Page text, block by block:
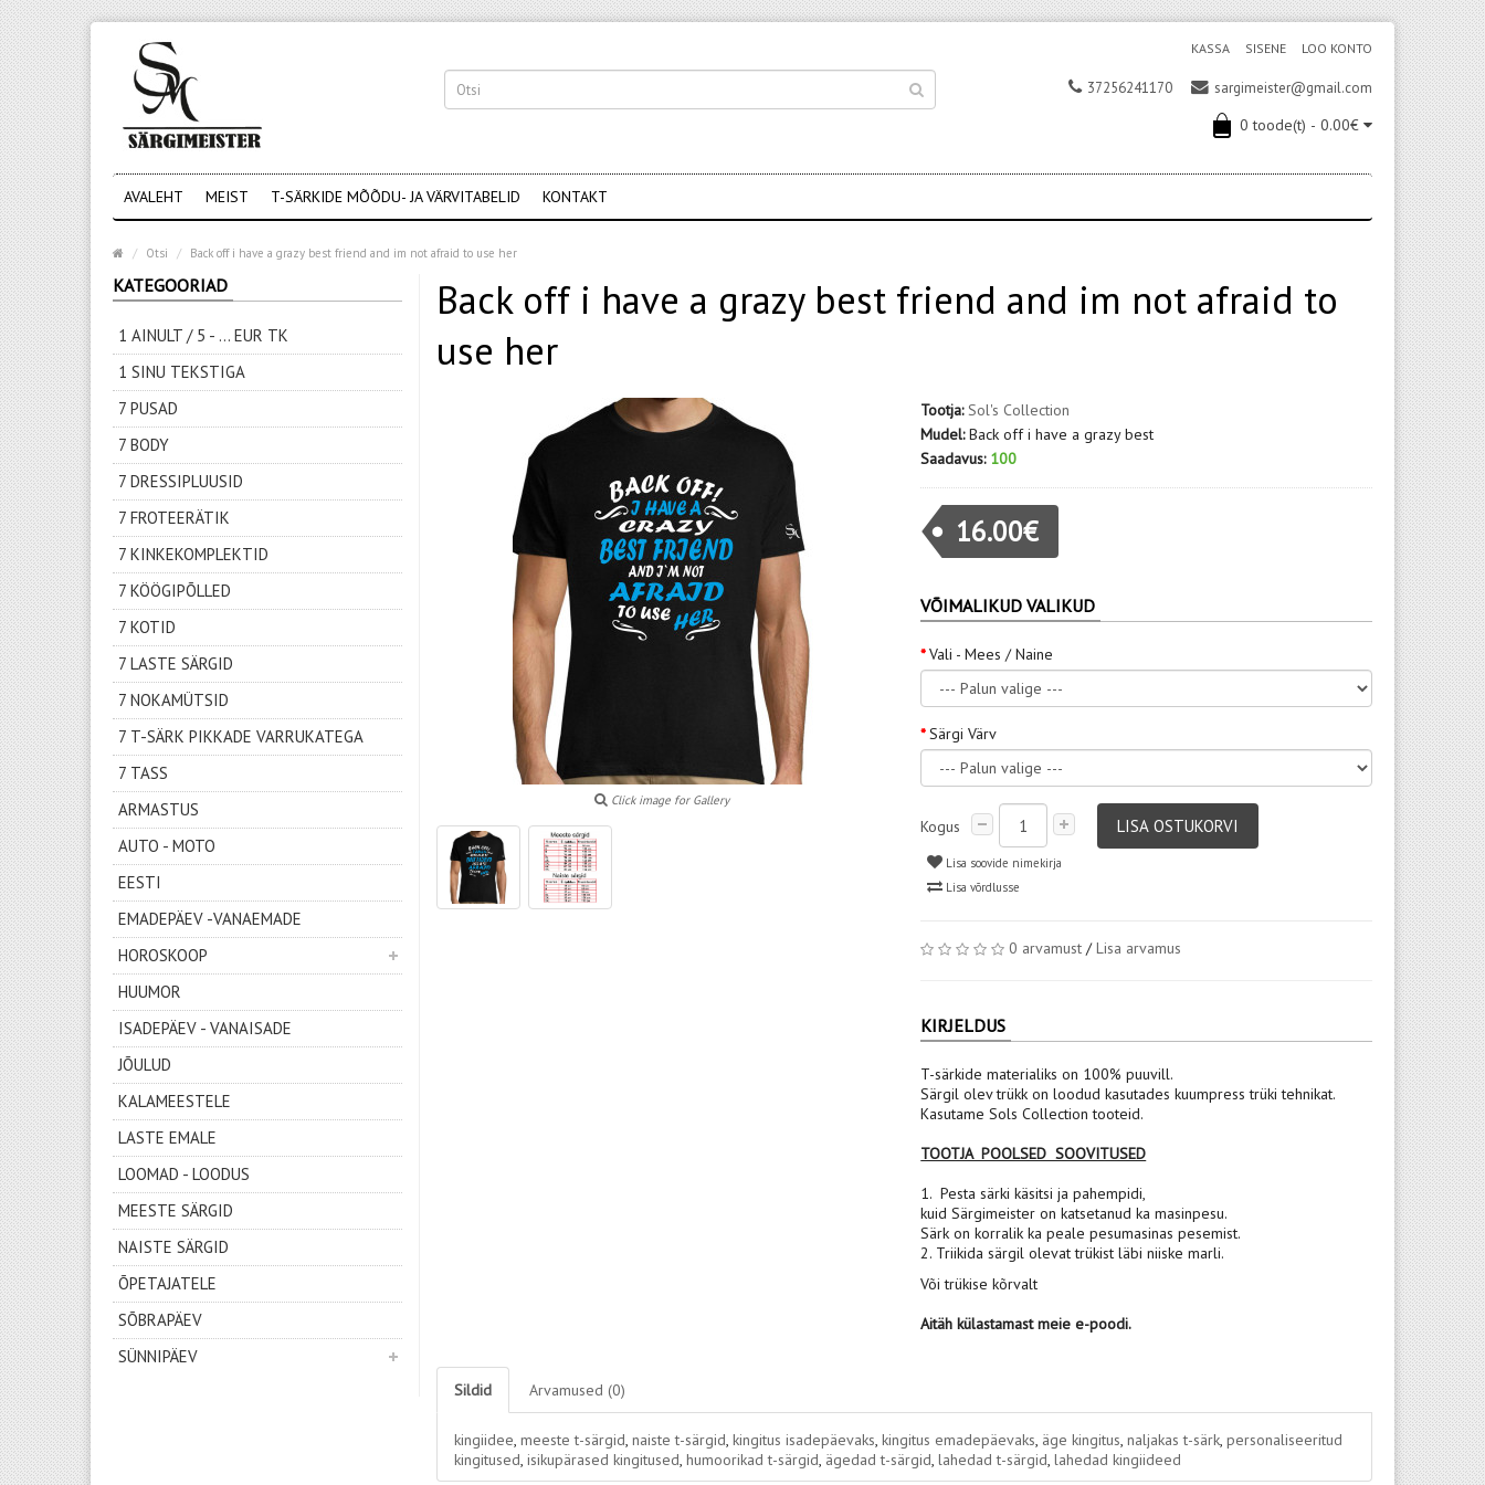
SISENE LOO KONTO
KASSA
37256241170 sargimeister@gmail.com
0 toode(t) - 0.00€
AVALEHT MEIST T-SÄRKIDE MÕÕDU- JA VÄRVITABELID KONTAKT
Otsi Back off i have a grazy best friend and im not afraid to use her
KATEGOORIAD
1 AINULT / 5 - ... EUR TK
1 SINU TEKSTIGA
7 PUSAD
7 BODY
7 DRESSIPLUUSID
7 FROTEERÄTIK
7 KINKEKOMPLEKTID
7 KÖÖGIPÕLLED
7 KOTID
7 LASTE SÄRGID
7 NOKAMÜTSID
7 T-SÄRK PIKKADE VARRUKATEGA
7 TASS
ARMASTUS
AUTO - MOTO
EESTI
EMADEPÄEV -VANAEMADE
HOROSKOOP
HUUMOR
ISADEPÄEV - VANAISADE
JÕULUD
KALAMEESTELE
LASTE EMALE
LOOMAD - LOODUS
MEESTE SÄRGID
NAISTE SÄRGID
ÕPETAJATELE
SÕBRAPÄEV
SÜNNIPÄEV
Back off i have a grazy best friend and im not afraid to
use her
Click image for Gallery
Tootja: Sol's Collection
Mudel: Back off i have a grazy best
Saadavus: 100
16.00€
VÕIMALIKUD VALIKUD
Vali - Mees / Naine
Särgi Värv
Kogus LISA OSTUKORVI
Lisa soovide nimekirja
Lisa võrdlusse
0 arvamust /Lisa arvamus
KIRJELDUS
T-särkide materialiks on 100% puuvill.
Särgil olev trükk on loodud kasutades kuumpress trüki tehnikat.
Kasutame Sols Collection tooteid.
TOOTJA POOLSED SOOVITUSED
1. Pesta särki käsitsi ja pahempidi,
kuid Särgimeister on katsetanud ka masinpesu.
Särk on korralik ka peale pesumasinas pesemist.
2. Triikida särgil olevat trükist läbi niiske marli.
Või trükise kõrvalt
Aitäh külastamast meie e-poodi.
Sildid Arvamused (0)
kingiidee, meeste t-särgid, naiste t-särgid, kingitus isadepäevaks, kingitus emadepäevaks, äge kingitus, naljakas t-särk, personaliseeritud
kingitused, isikupärased kingitused, humoorikad t-särgid, ägedad t-särgid, lahedad t-särgid, lahedad kingiideed